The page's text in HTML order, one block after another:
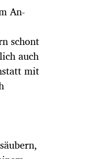
An-
schont
auch
mit